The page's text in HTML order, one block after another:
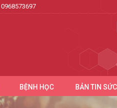
0968573697
BỆNH HỌC BẢN TIN